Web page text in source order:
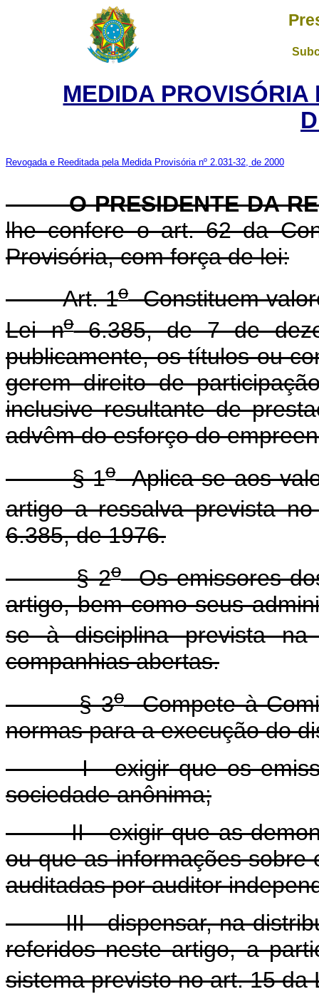
MEDIDA PROVISÓRIA
Revogada e Reeditada pela Medida Provisória nº 2.031-32, de 2000
O PRESIDENTE DA
lhe confere o art. 62 da
Provisória, com força de lei:
Art. 1oConstituem
Lei no6.385, de 7 de
publicamente, os títulos ou
gerem direito de
inclusive resultante de
advêm do esforço do
§ 1oAplica-se aos
artigo a ressalva prevista
6.385, de 1976.
§ 2oOs emissores
artigo, bem como seus
se à disciplina prevista
companhias abertas.
§ 3oCompete à
normas para a execução do
I - exigir que os
sociedade anônima;
II - exigir que as
ou que as informações sobre
auditadas por auditor
III - dispensar, na
referidos neste artigo, a
sistema previsto no art. 15 da